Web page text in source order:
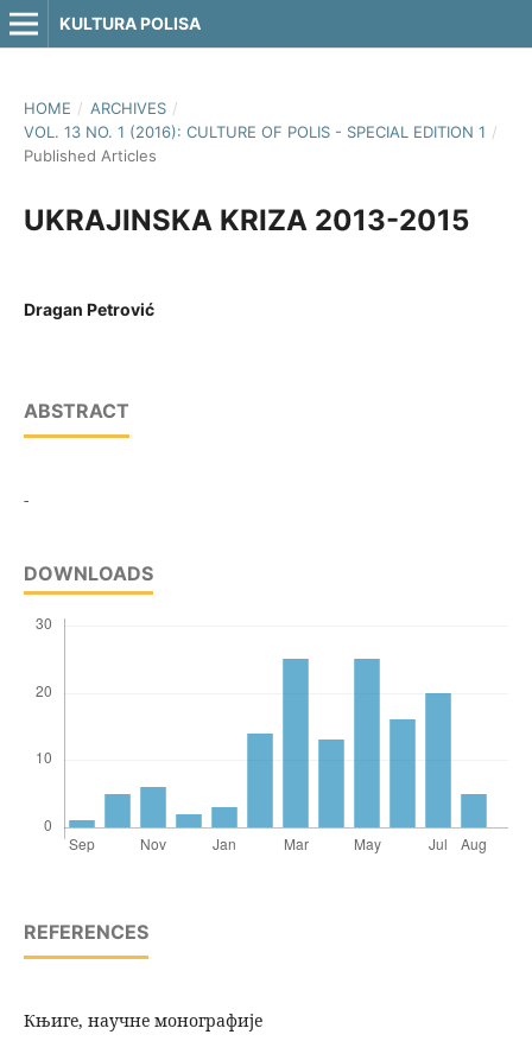
KULTURA POLISA
HOME / ARCHIVES /
VOL. 13 NO. 1 (2016): CULTURE OF POLIS - SPECIAL EDITION 1 /
Published Articles
UKRAJINSKA KRIZA 2013-2015
Dragan Petrović
ABSTRACT
-
DOWNLOADS
REFERENCES
Књиге, научне монографије